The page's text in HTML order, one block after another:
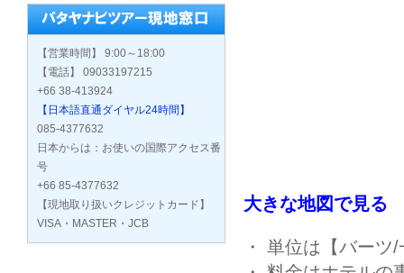
大きな地図で見る
・ 単位は【バー
【営業時間】 9:00～18:00
【電話】 09033197215
+66 38-413924
【日本語直通ダイヤル24時間】
085-4377632
日本からは：お使いの国際アクセス番
号
+66 85-4377632
【現地取り扱いクレジットカード】
VISA・MASTER・JCB